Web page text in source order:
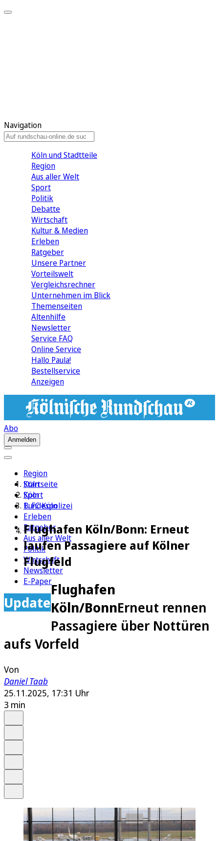
Navigation
Köln und Stadtteile
Region
Aus aller Welt
Sport
Politik
Debatte
Wirtschaft
Kultur & Medien
Erleben
Ratgeber
Unsere Partner
Vorteilswelt
Vergleichsrechner
Unternehmen im Blick
Themenseiten
Altenhilfe
Newsletter
Service FAQ
Online Service
Hallo Paula!
Bestellservice
Anzeigen
Abo
Anmelden
Region
Köln
Sport
1. FC Köln
Erleben
Ratgeber
Aus aller Welt
Politik
Wirtschaft
Newsletter
E-Paper
Startseite
Köln
Bundespolizei
Flughafen Köln/Bonn: Erneut
laufen Passagiere auf Kölner
Flugfeld
Update
Flughafen
Köln/BonnErneut rennen
Passagiere über Nottüren
aufs Vorfeld
Von
Daniel Taab
25.11.2025, 17:31 Uhr
3 min